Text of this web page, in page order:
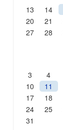
13
14
20
21
27
28
3
4
10
11
17
18
24
25
31